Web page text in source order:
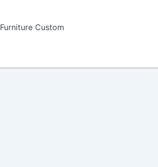
Furniture Custom